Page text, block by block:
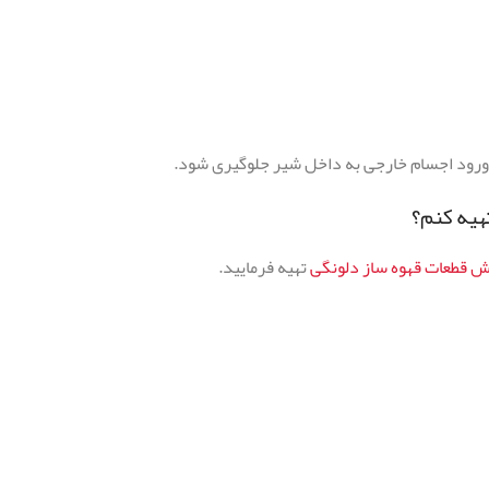
قطعات قهوه ساز دلونگیتهیه فرمایید.